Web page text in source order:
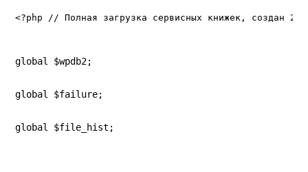
<?php // Полная загрузка сервисных книжек, создан
global $wpdb2;
global $failure;
global $file_hist;